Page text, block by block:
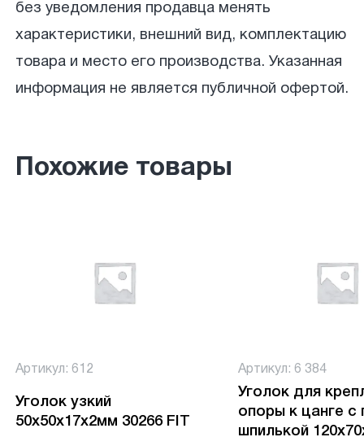
без уведомления продавца менять
характеристики, внешний вид, комплектацию
товара и место его производства. Указанная
информация не является публичной офертой.
Похожие товары
Артикул: 612
Уголок узкий
50х50х17х2мм 30266 FIT
Артикул: 6 384
Уголок для
опоры к цанге с
шпилькой